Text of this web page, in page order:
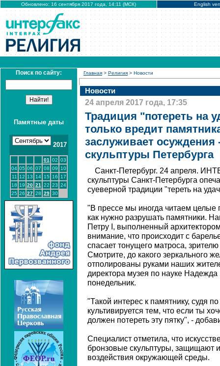
Обновлено: 16 сентября 2017 года, 14:11 (МСК) English
Поиск по сайту:
Памятные даты
2017
01 02 03
04 05 06 07 08 09
10
11
12 13 14 15 16
17
18 19 20 21 22 23 24
25 26 27 28 29 30
Главная > Религия > Новости
Новости
24 апреля 2017 года, 17:35
Традиция "потереть на
только вредит
заслуживает осуждения
скульптуры Петербурга
Санкт-Петербург. 24 апреля.
скульптуры Санкт-Петербурга
суеверной традиции "тереть на
"В прессе мы иногда читаем целые
как нужно разрушать памятники.
Петру I, выполненный
внимание, что происходит с
спасает тонущего матроса,
Смотрите, до какого зеркального
отполированы руками наших
директора музея по науке
понедельник.
"Такой интерес к памятнику, судя
культивируется тем, что если ты
должен потереть эту пятку", -
Специалист отметила, что
бронзовые скульптуры, защищают
воздействия окружающей среды.